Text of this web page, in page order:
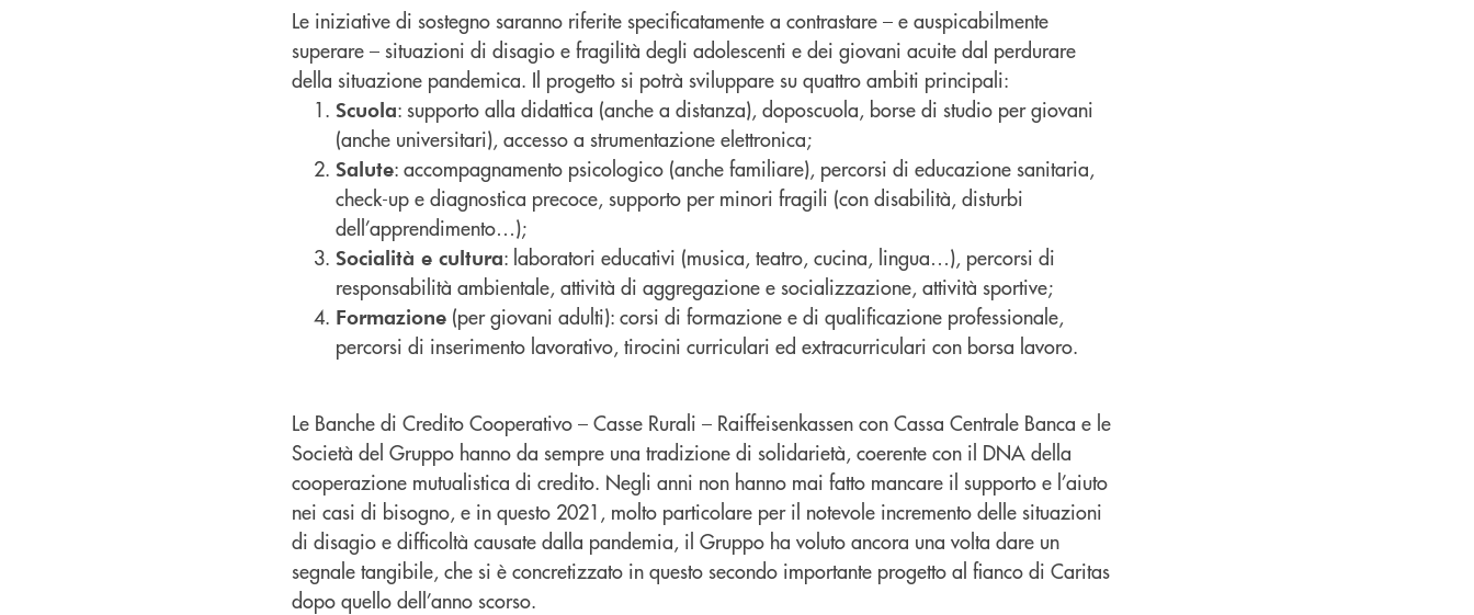
Le iniziative di sostegno saranno riferite specificatamente a contrastare – e auspicabilmente
superare – situazioni di disagio e fragilità degli adolescenti e dei giovani acuite dal perdurare
della situazione pandemica. Il progetto si potrà sviluppare su quattro ambiti principali:
Scuola: supporto alla didattica (anche a distanza), doposcuola, borse di studio per giovani
(anche universitari), accesso a strumentazione elettronica;
Salute: accompagnamento psicologico (anche familiare), percorsi di educazione sanitaria,
check-up e diagnostica precoce, supporto per minori fragili (con disabilità, disturbi
dell’apprendimento…);
Socialità e cultura: laboratori educativi (musica, teatro, cucina, lingua…), percorsi di
responsabilità ambientale, attività di aggregazione e socializzazione, attività sportive;
Formazione (per giovani adulti): corsi di formazione e di qualificazione professionale,
percorsi di inserimento lavorativo, tirocini curriculari ed extracurriculari con borsa lavoro.
Le Banche di Credito Cooperativo – Casse Rurali – Raiffeisenkassen con Cassa Centrale Banca e le
Società del Gruppo hanno da sempre una tradizione di solidarietà, coerente con il DNA della
cooperazione mutualistica di credito. Negli anni non hanno mai fatto mancare il supporto e l’aiuto
nei casi di bisogno, e in questo 2021, molto particolare per il notevole incremento delle situazioni
di disagio e difficoltà causate dalla pandemia, il Gruppo ha voluto ancora una volta dare un
segnale tangibile, che si è concretizzato in questo secondo importante progetto al fianco di Caritas
dopo quello dell’anno scorso.